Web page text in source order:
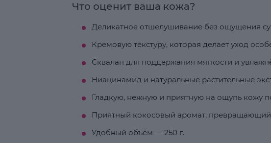
Что оценит ваша кожа?
Деликатное отшелушивание без ощущения
Кремовую текстуру, которая делает уход
Сквалан для поддержания мягкости и
Ниацинамид и натуральные растительные
Гладкую, нежную и приятную на ощупь кожу
Приятный кокосовый аромат, превращающий
Удобный объём — 250 г.